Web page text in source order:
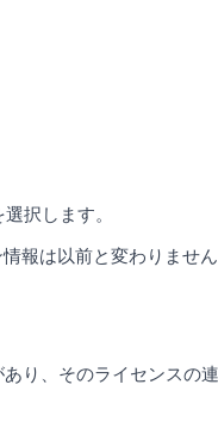
選択します。
報は以前と変わりません
り、そのライセンスの